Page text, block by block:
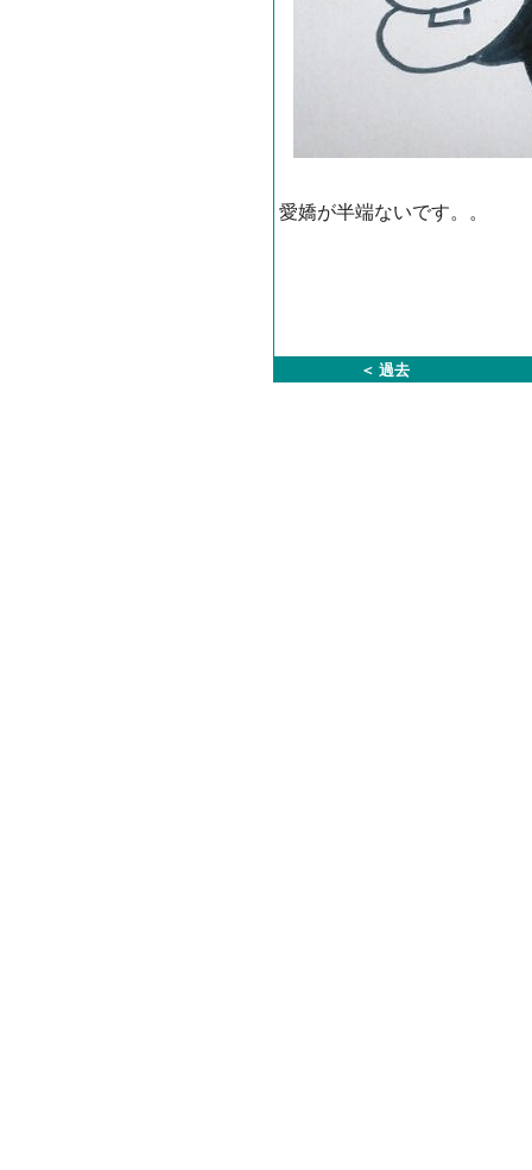
愛嬌が半端ないです。。
＜ 過去